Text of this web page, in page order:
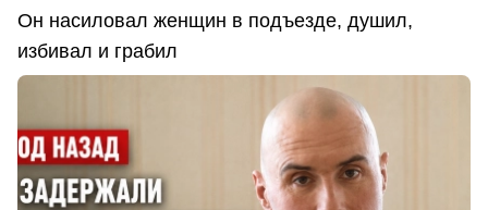
Он насиловал женщин в подъезде, душил,
избивал и грабил